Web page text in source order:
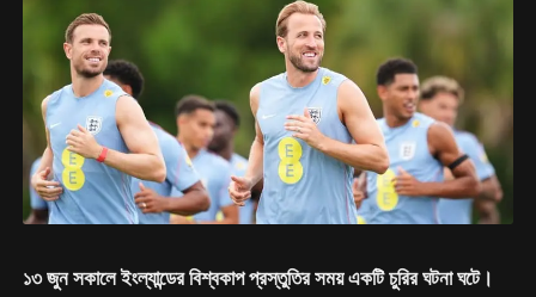
১৩ জুন সকালে ইংল্যান্ডের বিশ্বকাপ প্রস্তুতির সময় একটি চুরির ঘটনা ঘটে।